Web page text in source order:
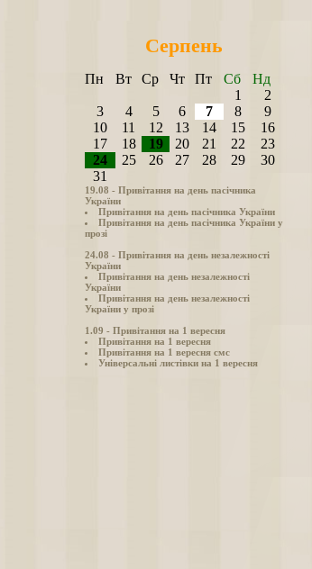
Серпень
Пн Вт Ср Чт Пт Сб
Нд
1
2
3
4 5 6 7 8
9
10
11 12 13 14 15
16
17
18 19 20 21 22
23
24
25 26 27 28 29
30
31
19.08 - Привітання на день пасічника
України
Привітання на день пасічника України
Привітання на день пасічника України у
прозі
24.08 - Привітання на день незалежності
України
Привітання на день незалежності
України
Привітання на день незалежності
України у прозі
1.09 - Привітання на 1 вересня
Привітання на 1 вересня
Привітання на 1 вересня смс
Універсальні листівки на 1 вересня